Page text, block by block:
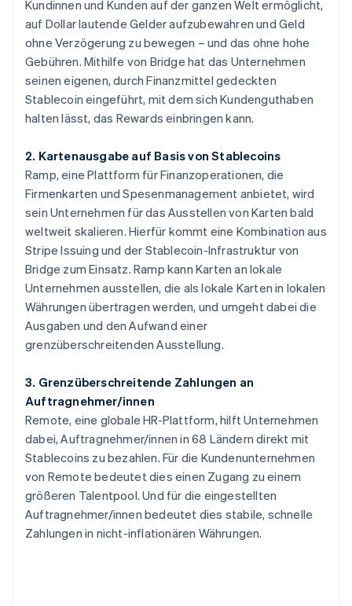
Kundinnen und Kunden auf der ganzen Welt ermöglicht,
auf Dollar lautende Gelder aufzubewahren und Geld
ohne Verzögerung zu bewegen – und das ohne hohe
Gebühren. Mithilfe von Bridge hat das Unternehmen
seinen eigenen, durch Finanzmittel gedeckten
Stablecoin eingeführt, mit dem sich Kundenguthaben
halten lässt, das Rewards einbringen kann.
2. Kartenausgabe auf Basis von Stablecoins
Ramp, eine Plattform für Finanzoperationen, die
Firmenkarten und Spesenmanagement anbietet, wird
sein Unternehmen für das Ausstellen von Karten bald
weltweit skalieren. Hierfür kommt eine Kombination aus
Stripe Issuing und der Stablecoin-Infrastruktur von
Bridge zum Einsatz. Ramp kann Karten an lokale
Unternehmen ausstellen, die als lokale Karten in lokalen
Währungen übertragen werden, und umgeht dabei die
Ausgaben und den Aufwand einer
grenzüberschreitenden Ausstellung.
3. Grenzüberschreitende Zahlungen an
Auftragnehmer/innen
Remote, eine globale HR-Plattform, hilft Unternehmen
dabei, Auftragnehmer/innen in 68 Ländern direkt mit
Stablecoins zu bezahlen. Für die Kundenunternehmen
von Remote bedeutet dies einen Zugang zu einem
größeren Talentpool. Und für die eingestellten
Auftragnehmer/innen bedeutet dies stabile, schnelle
Zahlungen in nicht-inflationären Währungen.
Australien
English
Belgien
Nederlands Français DeutschEnglish
Português English
Bulgarien